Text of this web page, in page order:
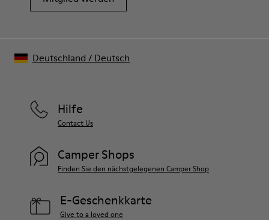
Hilfe
Contact Us
Camper Shops
Finden Sie den nächstgelegenen Camper Shop
E-Geschenkkarte
Give to a loved one
Deutschland / Deutsch